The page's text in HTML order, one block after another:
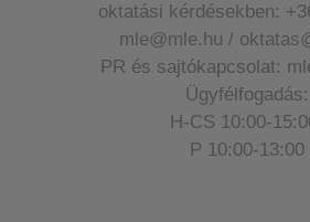
oktatási kérdésekben:
mle@mle.hu /
PR és sajtókapcsolat:
Ügyfélfogadás:
H-CS 10:00-
P 10:00-13:00